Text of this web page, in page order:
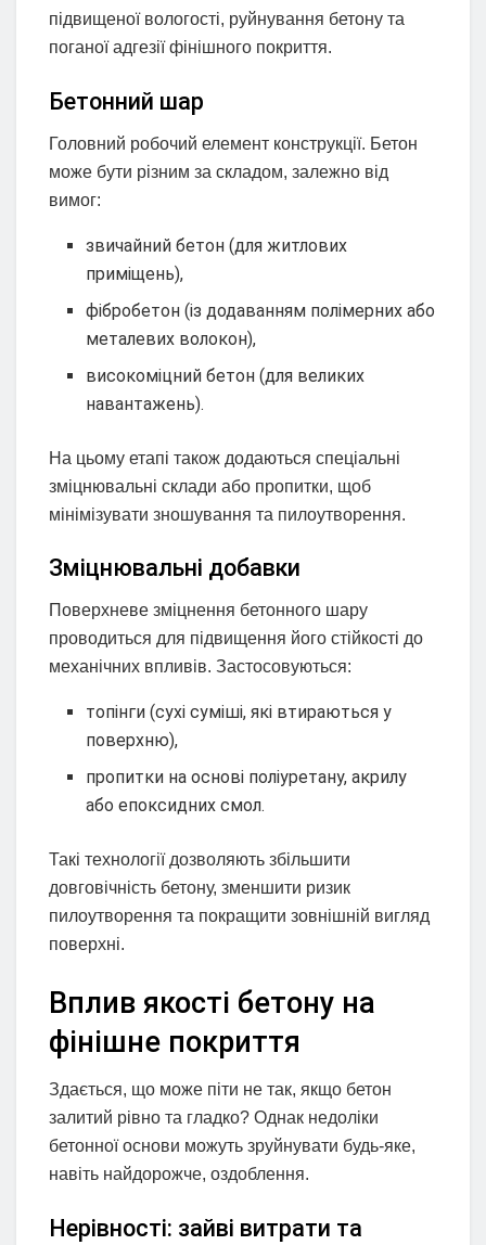
підвищеної вологості, руйнування бетону та
поганої адгезії фінішного покриття.
Бетонний шар
Головний робочий елемент конструкції. Бетон
може бути різним за складом, залежно від
вимог:
звичайний бетон (для житлових
приміщень),
фібробетон (із додаванням полімерних або
металевих волокон),
високоміцний бетон (для великих
навантажень).
На цьому етапі також додаються спеціальні
зміцнювальні склади або пропитки, щоб
мінімізувати зношування та пилоутворення.
Зміцнювальні добавки
Поверхневе зміцнення бетонного шару
проводиться для підвищення його стійкості до
механічних впливів. Застосовуються:
топінги (сухі суміші, які втираються у
поверхню),
пропитки на основі поліуретану, акрилу
або епоксидних смол.
Такі технології дозволяють збільшити
довговічність бетону, зменшити ризик
пилоутворення та покращити зовнішній вигляд
поверхні.
Вплив якості бетону на
фінішне покриття
Здається, що може піти не так, якщо бетон
залитий рівно та гладко? Однак недоліки
бетонної основи можуть зруйнувати будь-яке,
навіть найдорожче, оздоблення.
Нерівності: зайві витрати та